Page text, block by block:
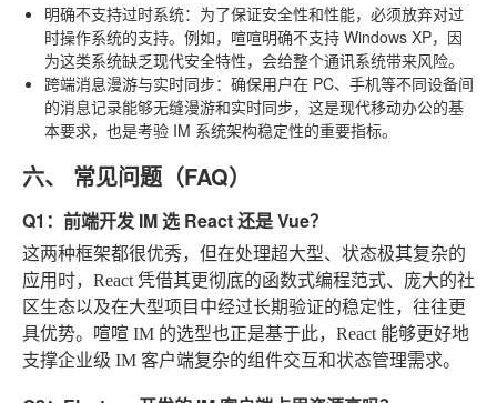
明确不支持过时系统：为了保证安全性和性能，必须放弃对过
时操作系统的支持。例如，喧喧明确不支持 Windows XP，因
为这类系统缺乏现代安全特性，会给整个通讯系统带来风险。
跨端消息漫游与实时同步：确保用户在 PC、手机等不同设备间
的消息记录能够无缝漫游和实时同步，这是现代移动办公的基
本要求，也是考验 IM 系统架构稳定性的重要指标。
六、 常见问题（FAQ）
Q1：前端开发 IM 选 React 还是 Vue？
这两种框架都很优秀，但在处理超大型、状态极其复杂的
应用时，React 凭借其更彻底的函数式编程范式、庞大的社
区生态以及在大型项目中经过长期验证的稳定性，往往更
具优势。喧喧 IM 的选型也正是基于此，React 能够更好地
支撑企业级 IM 客户端复杂的组件交互和状态管理需求。